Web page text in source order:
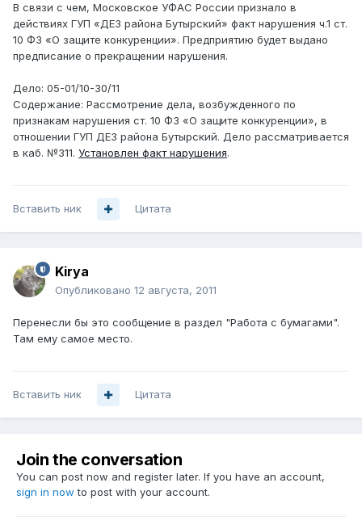
В связи с чем, Московское УФАС России признало в
действиях ГУП «ДЕЗ района Бутырский» факт нарушения ч.1 ст.
10 ФЗ «О защите конкуренции». Предприятию будет выдано
предписание о прекращении нарушения.
Дело: 05-01/10-30/11
Содержание: Рассмотрение дела, возбужденного по
признакам нарушения ст. 10 ФЗ «О защите конкуренции», в
отношении ГУП ДЕЗ района Бутырский. Дело рассматривается
в каб. №311. Установлен факт нарушения.
Вставить ник Цитата
Kirya
Опубликовано 12 августа, 2011
Перенесли бы это сообщение в раздел "Работа с бумагами".
Там ему самое место.
Вставить ник Цитата
Join the conversation
You can post now and register later. If you have an account,
sign in now to post with your account.